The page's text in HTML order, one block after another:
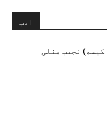
ادب
کیسه) نجیب منلی